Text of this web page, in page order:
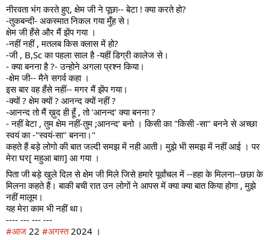
नीरवता भंग करते हुए, क्षेम जी ने पूछा-- बेटा ! क्या करते हो?
-तुकबन्दी- अकस्मात निकल गया मुँह से।
क्षेम जी हँसे और मैं झेंप गया ।
-नहीं नहीं , मतलब किस क्लास में हो?
-जी , B,Sc का पहला साल है -यहीं डिग्री कालेज से।
- क्या बनना है ?- उन्होने अगला प्रश्न किया।
-क्षेम जी-- मैने सगर्व कहा ।
इस बार वह हँसे नहीं-- मगर मैं झेंप गया।
-क्यों ? क्षेम क्यों ? आनन्द क्यों नहीं ?
-आनन्द तो मैं ख़ुद ही हूँ , तो ’आनन्द’ क्या बनना ?
- नहीं बेटा , तुम क्षेम नहीं-तुम ;आनन्द’ बनो । किसी का "किसी -सा" बनने से अच्छा
स्वयं का -"स्वयं-सा" बनना।"
कहते हैं बड़े लोगो की बात जल्दी समझ में नही आती। मुझे भी समझ में नहीं आई । पर
मेरा घर[ महुआ बाग़] आ गया ।
पिता जी बड़े खुले दिल से क्षेम जी मिले जिसे हमारे पूर्वांचल में --हहा के मिलना--छछा के
मिलना कहते हैं। बाकी बची रात उन लोगों ने आपस में क्या क्या बात किया होगा , मुझे
नहीं मालूम।
यह मेरा काम भी नहीं था।
---- --- --- ---
#आज 22 #अगस्त2024 ।